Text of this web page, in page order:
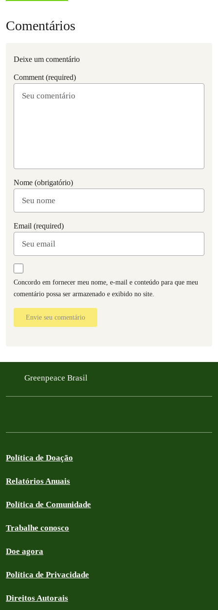
Comentários
Deixe um comentário
Comment (required)
Nome (obrigatório)
Email (required)
Concordo em fornecer meu nome, e-mail e conteúdo para que meu
comentário possa ser armazenado e exibido no site.
Envie seu comentário
Greenpeace Brasil
Política de Doação
Relatórios Anuais
Política de Comunidade
Trabalhe conosco
Doe agora
Política de Privacidade
Direitos Autorais